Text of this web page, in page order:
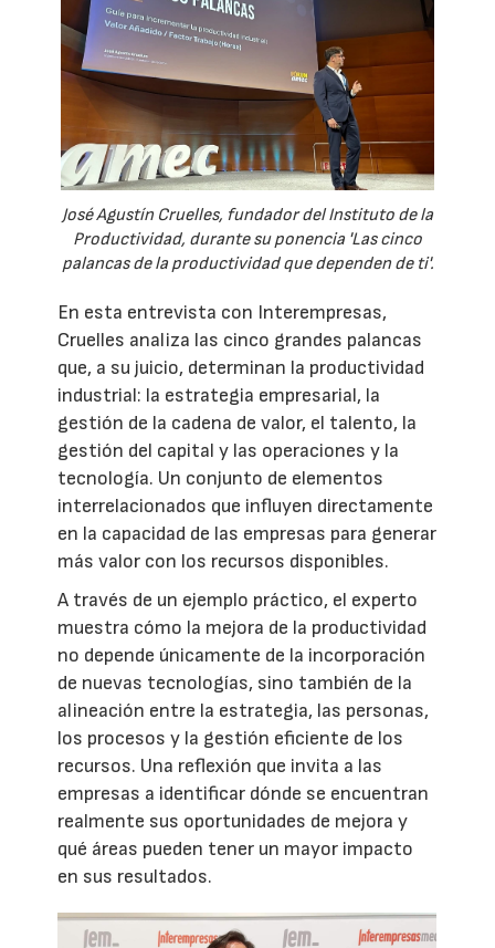
José Agustín Cruelles, fundador del Instituto de la
Productividad, durante su ponencia 'Las cinco
palancas de la productividad que dependen de ti'.
En esta entrevista con Interempresas,
Cruelles analiza las cinco grandes palancas
que, a su juicio, determinan la productividad
industrial: la estrategia empresarial, la
gestión de la cadena de valor, el talento, la
gestión del capital y las operaciones y la
tecnología. Un conjunto de elementos
interrelacionados que influyen directamente
en la capacidad de las empresas para generar
más valor con los recursos disponibles.
A través de un ejemplo práctico, el experto
muestra cómo la mejora de la productividad
no depende únicamente de la incorporación
de nuevas tecnologías, sino también de la
alineación entre la estrategia, las personas,
los procesos y la gestión eficiente de los
recursos. Una reflexión que invita a las
empresas a identificar dónde se encuentran
realmente sus oportunidades de mejora y
qué áreas pueden tener un mayor impacto
en sus resultados.